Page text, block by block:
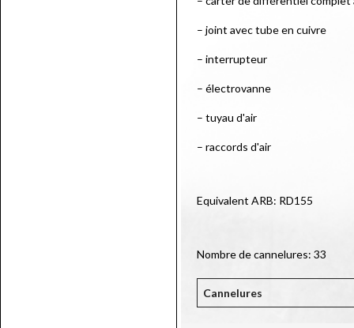
– joint avec tube en cuivre
– interrupteur
– électrovanne
– tuyau d'air
– raccords d'air
Equivalent ARB: RD155
Nombre de cannelures: 33
Cannelures